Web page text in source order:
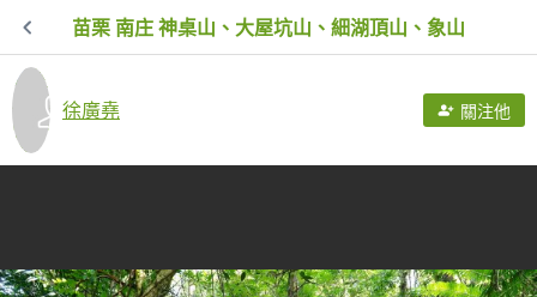
苗栗 南庄 神桌山、大屋坑山、細湖頂山、象山
徐廣堯 關注他